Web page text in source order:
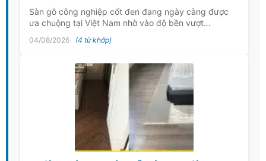
Sàn gỗ công nghiệp cốt đen đang ngày càng được
ưa chuộng tại Việt Nam nhờ vào độ bền vượt…
04/08/2026 (4 từ khớp)